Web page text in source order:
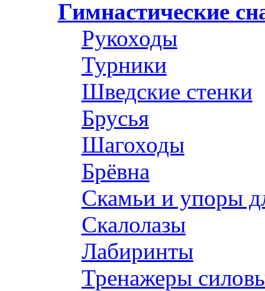
Гимнастические
Рукоходы
Турники
Шведские стенки
Брусья
Шагоходы
Брёвна
Скамьи и упоры
Скалолазы
Лабиринты
Тренажеры